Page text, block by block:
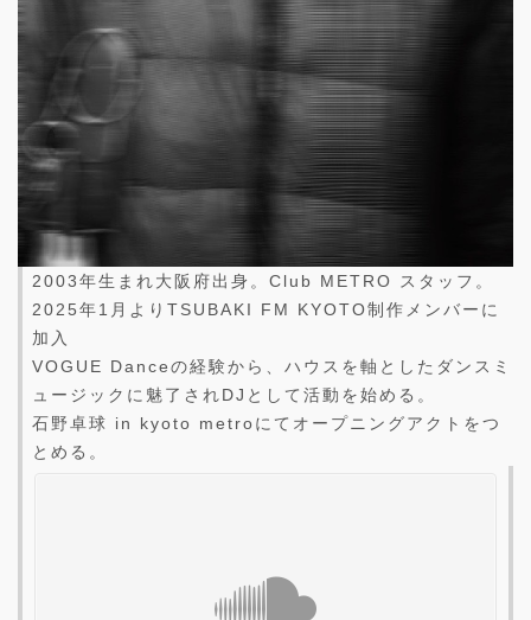
2003年生まれ大阪府出身。Club METRO スタッフ。
2025年1月よりTSUBAKI FM KYOTO制作メンバーに
加入
VOGUE Danceの経験から、ハウスを軸としたダンスミ
ュージックに魅了されDJとして活動を始める。
石野卓球 in kyoto metroにてオープニングアクトをつ
とめる。